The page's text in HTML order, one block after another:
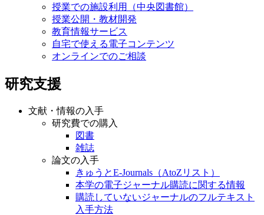
授業での施設利用（中央図書館）
授業公開・教材開発
教育情報サービス
自宅で使える電子コンテンツ
オンラインでのご相談
研究支援
文献・情報の入手
研究費での購入
図書
雑誌
論文の入手
きゅうとE-Journals（AtoZリスト）
本学の電子ジャーナル購読に関する情報
購読していないジャーナルのフルテキスト
入手方法